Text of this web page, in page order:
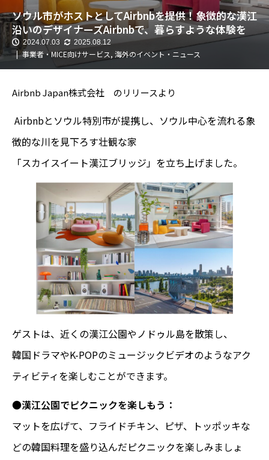
ソウル市がホストとしてAirbnbを提供！象徴的な漢江
沿いのデザイナーズAirbnbで、暮らすような体験を
2024.07.03 2025.08.12
事業者・MICE向けサービス, 海外のイベント・ニュース
Airbnb Japan株式会社 のリリースより
Airbnbとソウル特別市が提携し、ソウル中心を流れる象
徴的な川を見下ろす壮観な家
「スカイスイート漢江ブリッジ」を立ち上げました。
ゲストは、近くの漢江公園やノドゥル島を散策し、
韓国ドラマやK-POPのミュージックビデオのようなアク
ティビティを楽しむことができます。
●漢江公園でピクニックを楽しもう：
マットを広げて、フライドチキン、ピザ、トッポッキな
どの韓国料理を盛り込んだピクニックを楽しみましょ